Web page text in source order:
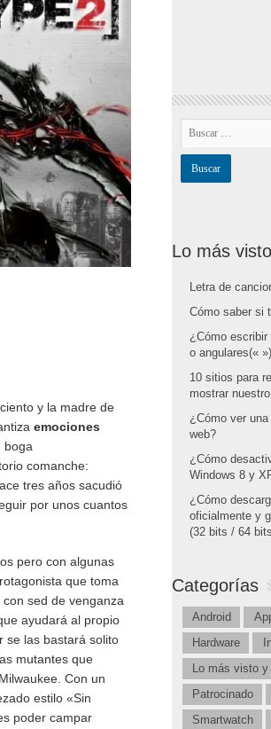
y la madre de
emociones
boga
comanche:
tres años sacudió
por unos cuantos
pero con algunas
que toma
con sed de venganza
ayudará al propio
se las bastará solito
mutantes que
Con un
estilo «Sin
poder campar
Lo más visto
Letra de
Cómo saber si
¿Cómo
o angulares(«
10 sitios para
mostrar
¿Cómo ver
web?
¿Cómo
Windows 8 y
¿Cómo
oficialmente y
(32 bits / 64
Categorías
Android
Hardware
Lo más visto
Patrocinado
Smartwatch